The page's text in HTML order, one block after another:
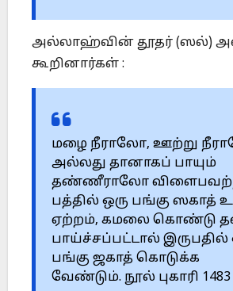
அல்லாஹ்வின் தூதர் (ஸல்)
கூறினார்கள் :
மழை நீராலோ, ஊற்று
அல்லது தானாகப் பாயும்
தண்ணீராலோ
பத்தில் ஒரு பங்கு ஸகாத்
ஏற்றம், கமலை கொண்டு
பாய்ச்சப்பட்டால் இருபதில்
பங்கு ஜகாத் கொடுக்க
வேண்டும். நூல் புகாரி 1483